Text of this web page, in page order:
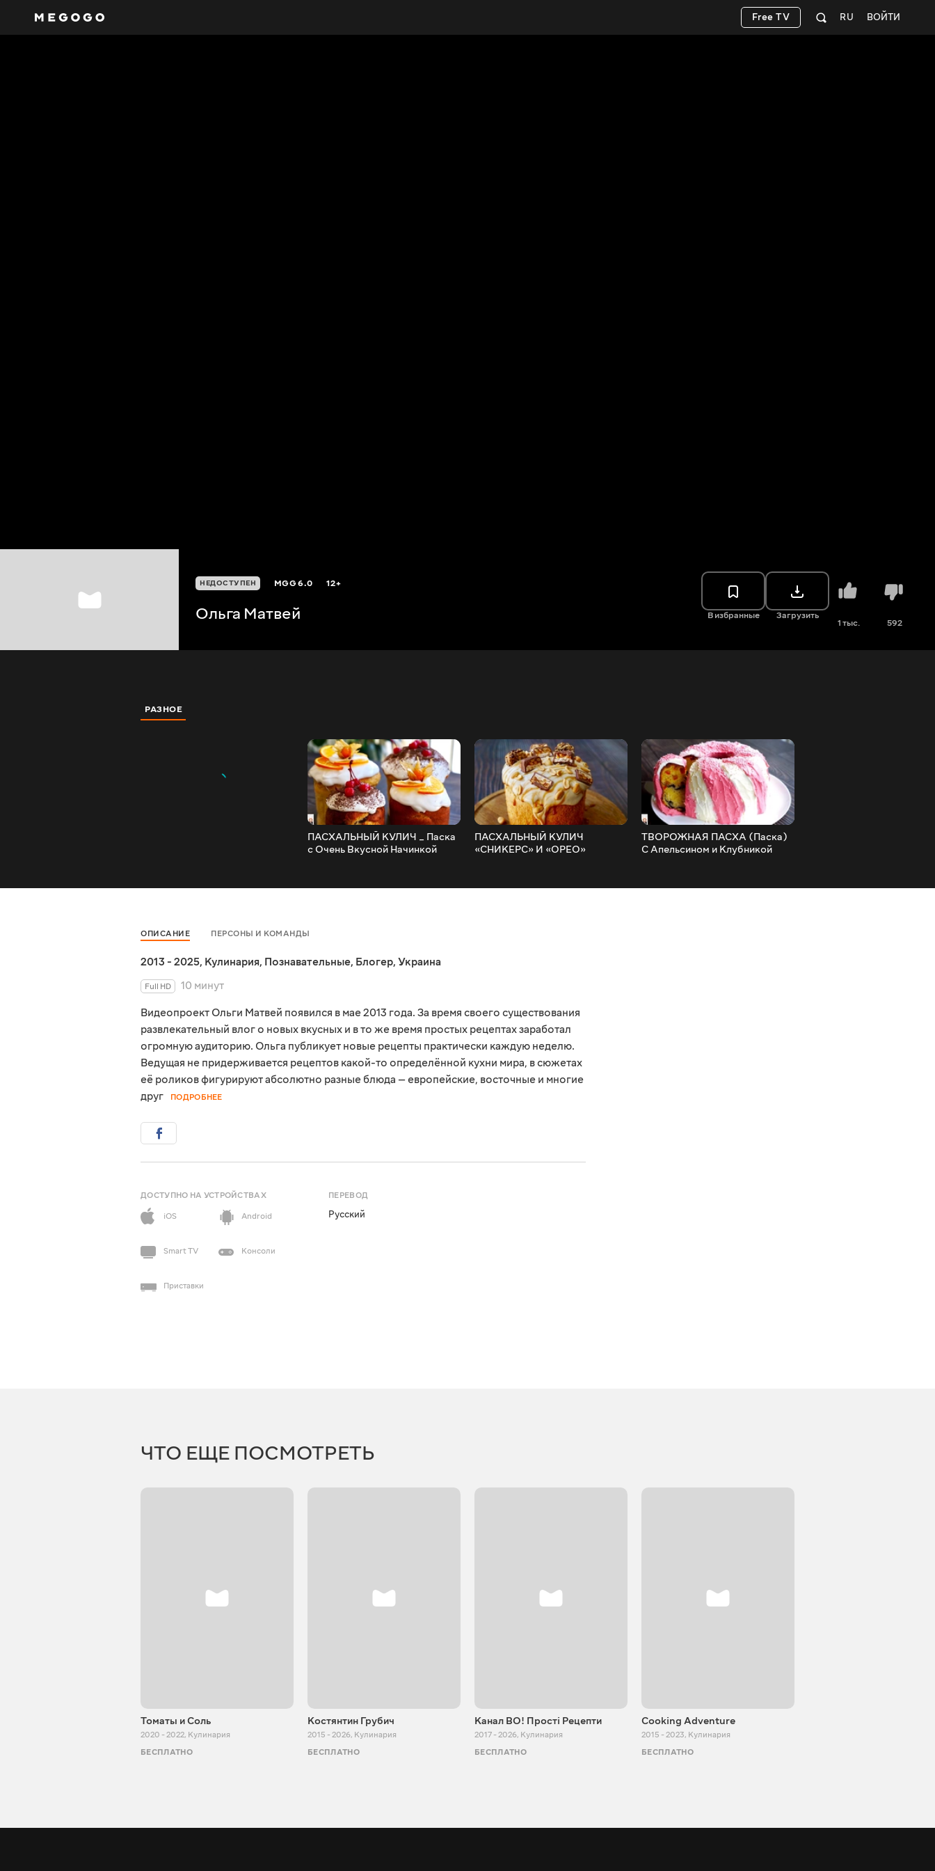
ВОЙТИ
RU
Free TV
НЕДОСТУПЕН MGG6.0 12+
Ольга Матвей В избранные Загрузить
1 тыс. 592
РАЗНОЕ
ПАСХАЛЬНЫЙ КУЛИЧ _ Паска
с Очень Вкусной Начинкой
ПАСХАЛЬНЫЙ КУЛИЧ
«СНИКЕРС» И «ОРЕО»
ТВОРОЖНАЯ ПАСХА (Паска)
С Апельсином и Клубникой
ОПИСАНИЕ ПЕРСОНЫ И КОМАНДЫ
2013 - 2025, Кулинария, Познавательные, Блогер, Украина
Full HD
10 минут
Видеопроект Ольги Матвей появился в мае 2013 года. За время своего существования
развлекательный влог о новых вкусных и в то же время простых рецептах заработал
огромную аудиторию. Ольга публикует новые рецепты практически каждую неделю.
Ведущая не придерживается рецептов какой-то определённой кухни мира, в сюжетах
её роликов фигурируют абсолютно разные блюда — европейские, восточные и многие
друг
ПОДРОБНЕЕ
ДОСТУПНО НА УСТРОЙСТВАХ
iOS
Android
Smart TV Консоли
Приставки
ПЕРЕВОД
Русский
ЧТО ЕЩЕ ПОСМОТРЕТЬ
Томаты и Соль
2020 - 2022, Кулинария
БЕСПЛАТНО
Костянтин Грубич
2015 - 2026, Кулинария
БЕСПЛАТНО
Канал ВО! Прості Рецепти
2017 - 2026, Кулинария
БЕСПЛАТНО
Cooking Adventure
2015 - 2023, Кулинария
БЕСПЛАТНО